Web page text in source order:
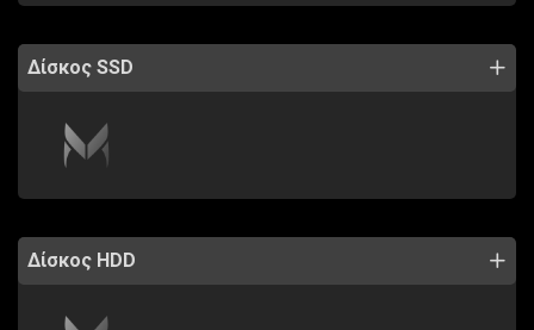
Δίσκος SSD
Δίσκος HDD